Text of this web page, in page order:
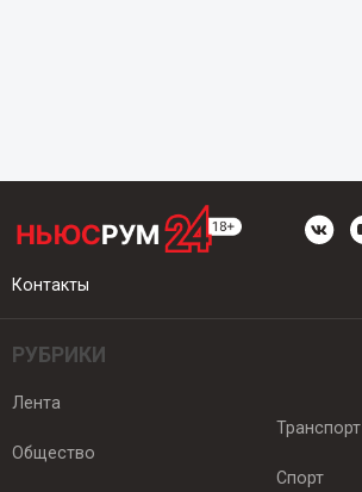
Контакты
РУБРИКИ
Лента
Общество
Транспорт
Спорт